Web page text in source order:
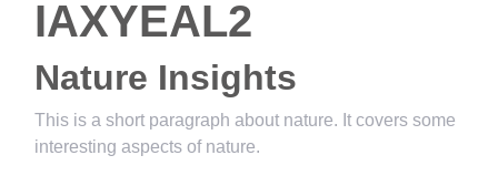
IAXYEAL2
Nature Insights
This is a short paragraph about nature. It covers some
interesting aspects of nature.